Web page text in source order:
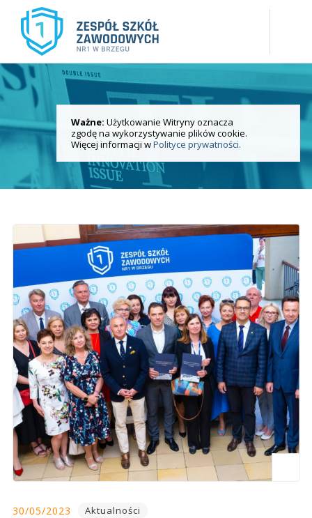
Ważne: Użytkowanie Witryny oznacza
zgodę na wykorzystywanie plików cookie.
Więcej informacji wPolityce prywatności.
Aktualności
i wydarzenia
30/05/2023 Aktualności